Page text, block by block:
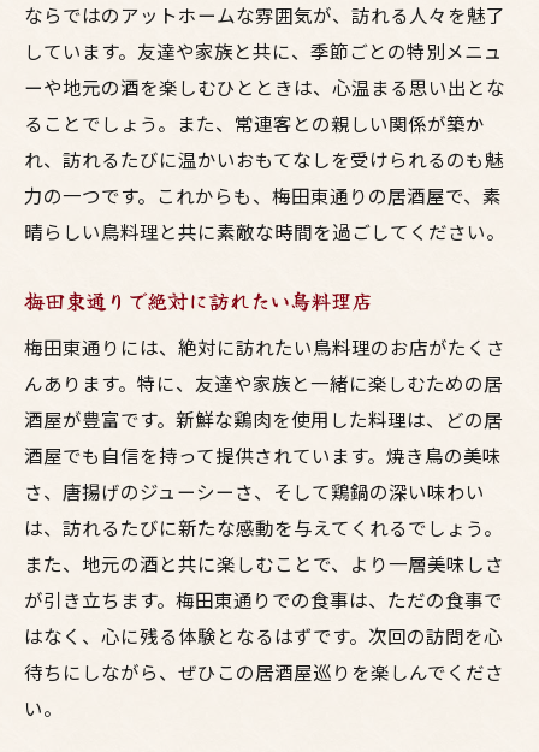
絶品鳥料理が集まる梅田東通り友達と家族で美
味い時間を
友達や家族と楽しむ梅田東通りの隠れた名
店
梅田東通りで集う鳥料理好き必見のスポッ
ト
梅田東通りで友達と家族の絆を深める居酒
美味い時間を共有する梅田東通りの魅力
梅田東通りでの美味しい時間を最大限に活
用
ならではのアットホームな雰囲気が、訪れる人々を魅了
しています。友達や家族と共に、季節ごとの特別メニュ
ーや地元の酒を楽しむひとときは、心温まる思い出とな
ることでしょう。また、常連客との親しい関係が築か
れ、訪れるたびに温かいおもてなしを受けられるのも魅
力の一つです。これからも、梅田東通りの居酒屋で、素
晴らしい鳥料理と共に素敵な時間を過ごしてください。
梅田東通りで絶対に訪れたい鳥料理店
梅田東通りには、絶対に訪れたい鳥料理のお店がたくさ
んあります。特に、友達や家族と一緒に楽しむための居
酒屋が豊富です。新鮮な鶏肉を使用した料理は、どの居
酒屋でも自信を持って提供されています。焼き鳥の美味
さ、唐揚げのジューシーさ、そして鶏鍋の深い味わい
は、訪れるたびに新たな感動を与えてくれるでしょう。
また、地元の酒と共に楽しむことで、より一層美味しさ
が引き立ちます。梅田東通りでの食事は、ただの食事で
はなく、心に残る体験となるはずです。次回の訪問を心
待ちにしながら、ぜひこの居酒屋巡りを楽しんでくださ
い。